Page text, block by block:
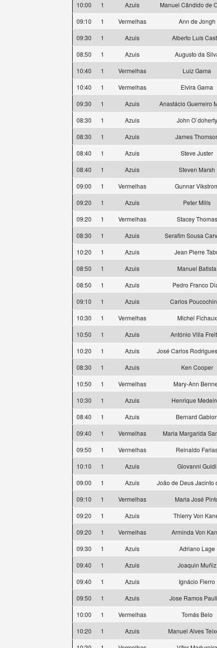
10:00
1 Azuis
Manuel Cândido de
09:10
1 Vermelhas
Ann de Jongh
09:30
1 Azuis
Alberto Luís
08:50
1 Azuis
Augusto da
10:40
1 Vermelhas
Luiz Gama
10:40
1 Vermelhas
Elvira Gama
09:30
1 Azuis
Anastácio Guerreiro
08:30
1 Azuis
John O`doherty
08:30
1 Azuis
James
08:40
1 Azuis
Steve Juster
08:40
1 Azuis
Steven Marsh
09:00
1 Vermelhas
Gunnar
09:20
1 Azuis
Peter Mills
09:20
1 Vermelhas
Stacey Thomas
08:30
1 Azuis
Serafim Sousa
10:20
1 Azuis
Jean Pierre
08:50
1 Azuis
Manuel Batista
08:50
1 Azuis
Pedro Franco
09:10
1 Azuis
Carlos
10:30
1 Vermelhas
Michel Fichaux
10:50
1 Azuis
António Villa
10:20
1 Azuis
José Carlos
08:30
1 Azuis
Ken Cooper
10:50
1 Vermelhas
Mary-Ann
10:30
1 Azuis
Henrique
08:40
1 Azuis
Bernard
09:40
1 Vermelhas
Maria Margarida
09:50
1 Vermelhas
Reinaldo
10:10
1 Azuis
Giovanni Guidi
09:00
1 Azuis
João de Deus Jacinto
09:10
1 Vermelhas
Maria José
09:20
1 Azuis
Thierry Von
09:20
1 Vermelhas
Arminda Von
09:30
1 Azuis
Adriano Lage
09:40
1 Azuis
Joaquin Muñiz
09:40
1 Azuis
Ignácio Fierro
09:50
1 Azuis
Jose Ramos
10:00
1 Vermelhas
Tomás Belo
10:20
1 Azuis
Manuel Alves